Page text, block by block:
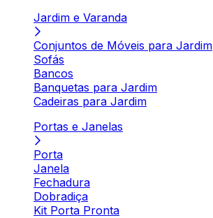
Jardim e Varanda
Conjuntos de Móveis para Jardim
Sofás
Bancos
Banquetas para Jardim
Cadeiras para Jardim
Portas e Janelas
Porta
Janela
Fechadura
Dobradiça
Kit Porta Pronta